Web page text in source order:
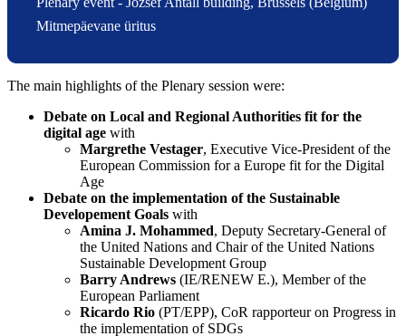
Mitmepäevane üritus
The main highlights of ​the Ple​nary session were:​​
Debate on Local and Regional Authorities fit for the
digital age with
Margrethe Vestager, Executive Vice-President of the
European Commission for a Europe fit for the Digital
Age
​Debate on the im​plementation of the Sustainable
Developement Goals with
Amina J. Mohammed, Deputy Secretary-General of
the United Nations and Chair of the United Nations
Sustainable Development Group
Barry Andrews (IE/RENEW E.), Member of the
European Parliament
Ricardo Rio (PT/EPP), CoR rapporteur on Progress in
the implementation of SDGs